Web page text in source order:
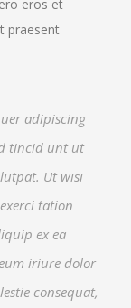
eros et
praesent
adipiscing
tincid unt ut
Ut wisi
tation
ex ea
iriure dolor
consequat,